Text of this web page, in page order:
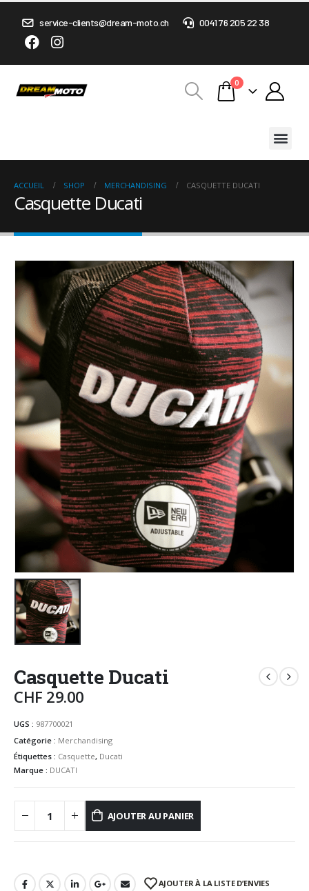
service-clients@dream-moto.ch 0041 76 205 22 38
0
ACCUEIL SHOP MERCHANDISING CASQUETTE DUCATI
Casquette Ducati
Casquette Ducati
CHF 29.00
UGS : 987700021
Catégorie : Merchandising
Étiquettes : Casquette, Ducati
Marque : DUCATI
AJOUTER AU PANIER
AJOUTER À LA LISTE D’ENVIES